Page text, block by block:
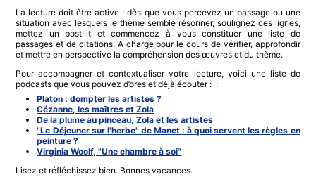
La lecture doit être active : dès que vous percevez un passage ou une
situation avec lesquels le thème semble résonner, soulignez ces lignes,
mettez un post-it et commencez à vous constituer une liste de
passages et de citations. A charge pour le cours de vérifier, approfondir
et mettre en perspective la compréhension des œuvres et du thème.
Pour accompagner et contextualiser votre lecture, voici une liste de
podcasts que vous pouvez d’ores et déjà écouter : :
Platon : dompter les artistes ?
Cézanne, les maîtres et Zola
De la plume au pinceau, Zola et les artistes
"Le Déjeuner sur l'herbe" de Manet : à quoi servent les règles en
peinture ?
Virginia Woolf, "Une chambre à soi"
Lisez et réfléchissez bien. Bonnes vacances.